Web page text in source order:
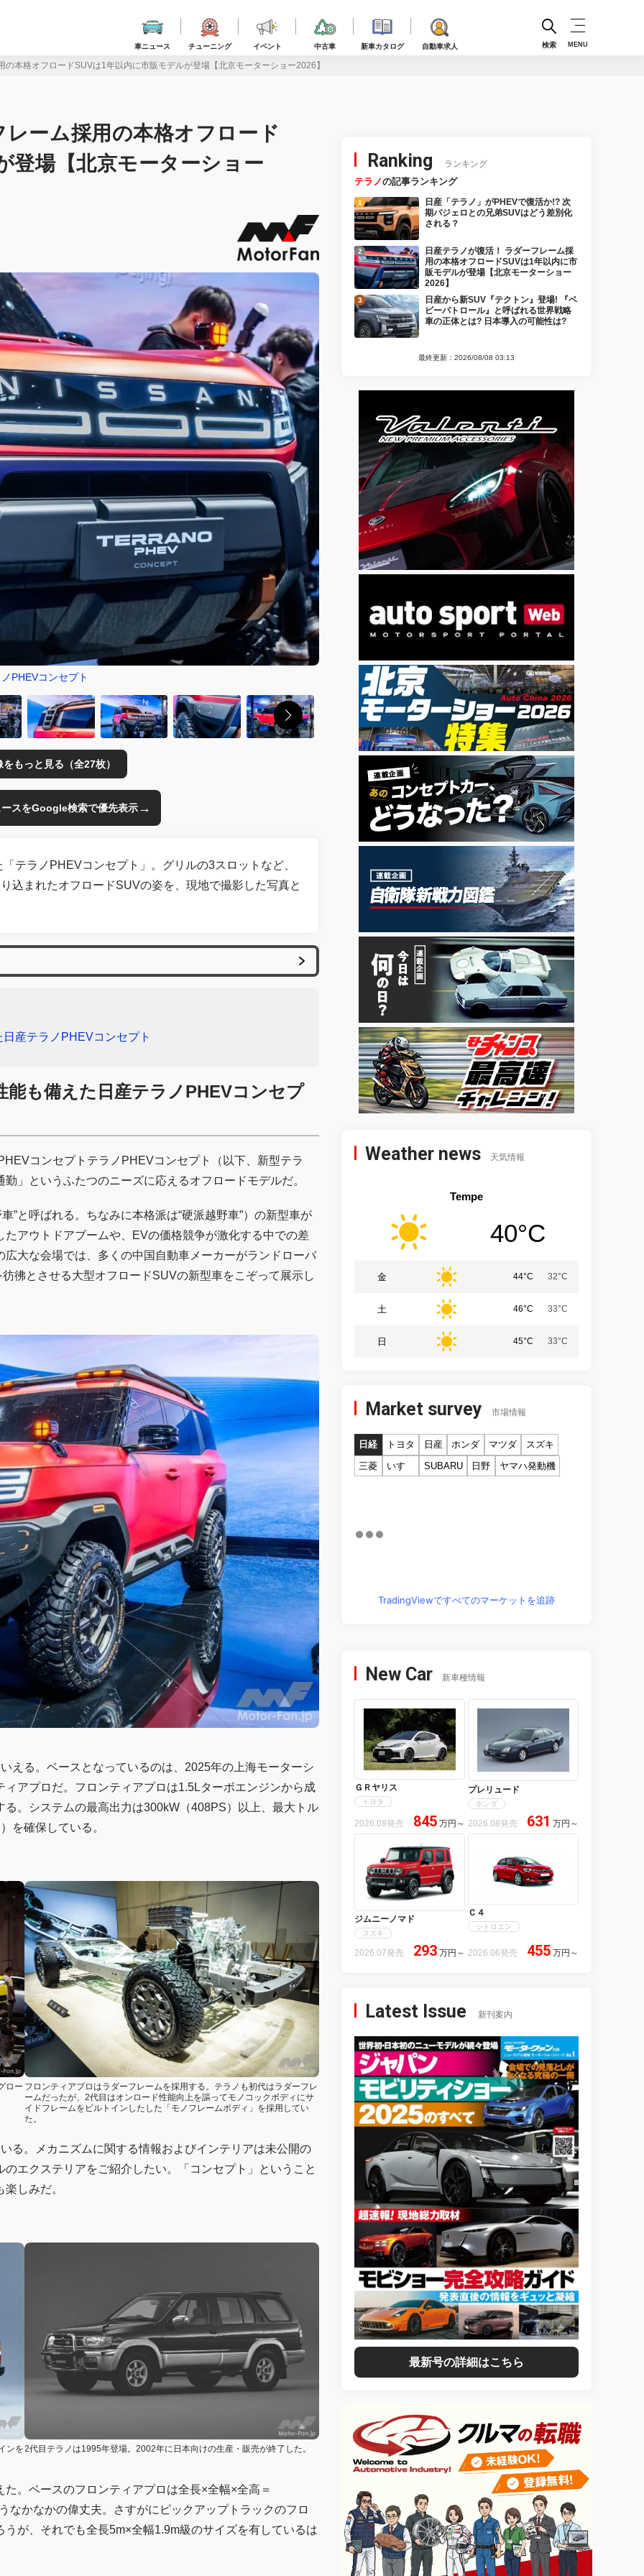
車ニュース チューニング イベント 中古車 新車カタログ 自動車求人 検索 MENU
本格オフロードSUVは1年以内に市販モデルが登場【北京モーターショー2026】
ーム採用の本格オフロード
登場【北京モーターショー
PHEVコンセプト
もっと見る（全27枚）
スをGoogle検索で優先表示→
テラノPHEVコンセプト」。グリルの3スロットなど、
込まれたオフロードSUVの姿を、現地で撮影した写真と
産テラノPHEVコンセプト
能も備えた日産テラノPHEVコンセプ
コンセプトテラノPHEVコンセプト（以下、新型テラ
」というふたつのニーズに応えるオフロードモデルだ。
”と呼ばれる。ちなみに本格派は“硬派越野車”）の新型車が
アウトドアブームや、EVの価格競争が激化する中での差
大な会場では、多くの中国自動車メーカーがランドローバ
彿とさせる大型オフロードSUVの新型車をこぞって展示し
える。ベースとなっているのは、2025年の上海モーターシ
アプロだ。フロンティアプロは1.5Lターボエンジンから成
。システムの最高出力は300kW（408PS）以上、最大トル
を確保している。
ロー フロンティアプロはラダーフレームを採用する。テラノも初代はラダーフレ
ームだったが、2代目はオンロード性能向上を謳ってモノコックボディにサ
イドフレームをビルトインしたした「モノフレームボディ」を採用してい
た。
る。メカニズムに関する情報およびインテリアは未公開の
エクステリアをご紹介したい。「コンセプト」ということ
しみだ。
ンを2代目テラノは1995年登場。2002年に日本向けの生産・販売が終了した。
。ベースのフロンティアプロは全長×全幅×全高＝
なかなかの偉丈夫。さすがにピックアップトラックのフロ
が、それでも全長5m×全幅1.9m級のサイズを有しているは
Ranking ランキング
テラノの記事ランキング
日産「テラノ」がPHEVで復活か!? 次
期パジェロとの兄弟SUVはどう差別化
される？
日産テラノが復活！ ラダーフレーム採
用の本格オフロードSUVは1年以内に市
販モデルが登場【北京モーターショー
2026】
日産から新SUV『テクトン』登場! 『ベ
ビーパトロール』と呼ばれる世界戦略
車の正体とは? 日本導入の可能性は?
最終更新：2026/08/08 03:13
Weather news 天気情報
Tempe
40°C
金 44°C 32°C
土 46°C 33°C
日 45°C 33°C
Market survey 市場情報
日経 トヨタ 日産 ホンダ マツダ
スズキ
三菱
いすゞ SUBARU 日野 ヤマハ発動機
TradingViewですべてのマーケットを追跡
New Car 新車種情報
ＧＲヤリス
トヨタ
2026.08発売 845 万円 ～
プレリュード
ホンダ
2026.08発売 631 万円 ～
ジムニーノマド
スズキ
2026.07発売 293 万円 ～
Ｃ４
シトロエン
2026.06発売 455 万円 ～
Latest Issue 新刊案内
最新号の詳細はこちら